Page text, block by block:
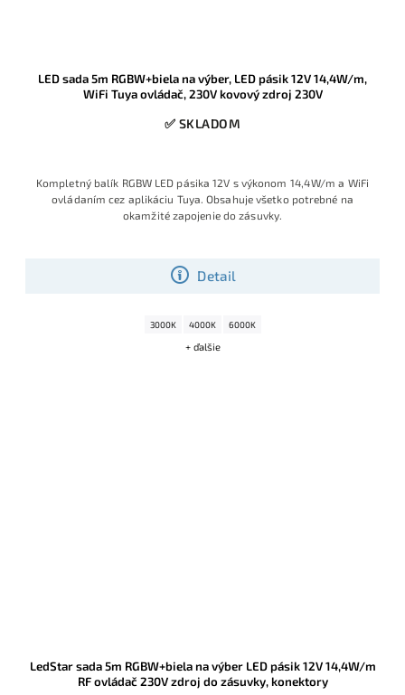
LED sada 5m RGBW+biela na výber, LED pásik 12V 14,4W/m,
WiFi Tuya ovládač, 230V kovový zdroj 230V
✅ SKLADOM
Detail
Kompletný balík RGBW LED pásika 12V s výkonom 14,4 W/m a WiFi
ovládaním cez aplikáciu Tuya. Obsahuje všetko potrebné na
okamžité zapojenie do zásuvky.
3000K 4000K 6000K
+ ďalšie
LedStar sada 5m RGBW+biela na výber LED pásik 12V 14,4W/m
RF ovládač 230V zdroj do zásuvky, konektory